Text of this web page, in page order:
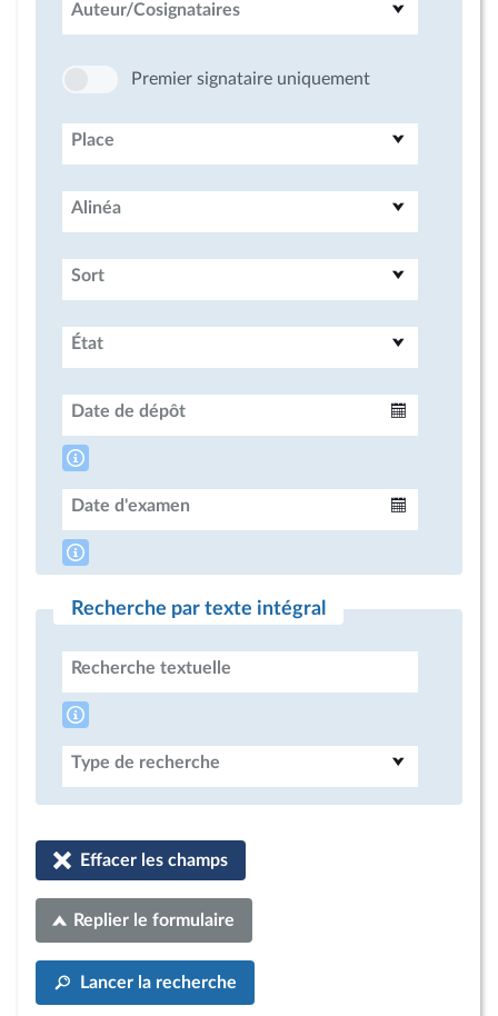
Auteur/Cosignataires
Premier signataire uniquement
Place
Alinéa
Sort
État
Date de dépôt
Date d'examen
Recherche par texte intégral
Recherche textuelle
Type de recherche
Effacer les champs
Replier le formulaire
Lancer la recherche